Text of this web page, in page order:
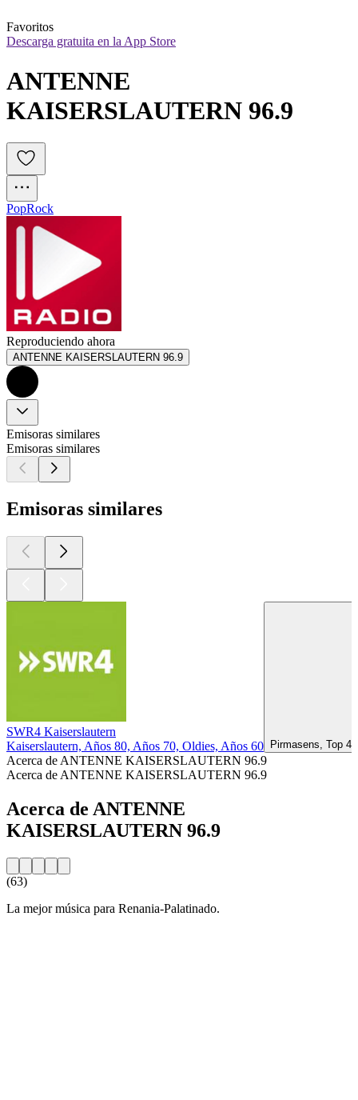
Favoritos
Descarga gratuita en la App Store
ANTENNE
KAISERSLAUTERN 96.9
PopRock
Reproduciendo ahora
ANTENNE KAISERSLAUTERN 96.9
Emisoras similares
Emisoras similares
Emisoras similares
SWR4 Kaiserslautern
Kaiserslautern, Años 80, Años 70, Oldies, Años 60
Pirmasens, Top
Acerca de ANTENNE KAISERSLAUTERN 96.9
Acerca de ANTENNE KAISERSLAUTERN 96.9
Acerca de ANTENNE
KAISERSLAUTERN 96.9
(63)
La mejor música para Renania-Palatinado.